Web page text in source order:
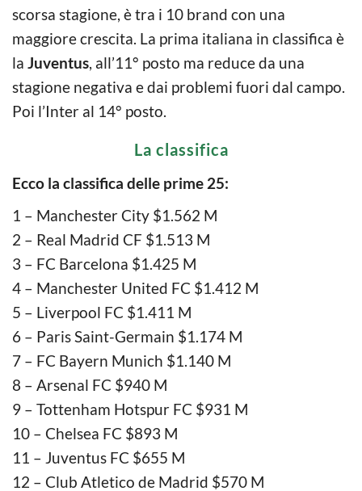
scorsa stagione, è tra i 10 brand con una
maggiore crescita. La prima italiana in classifica è
la Juventus, all’11° posto ma reduce da una
stagione negativa e dai problemi fuori dal campo.
Poi l’Inter al 14° posto.
La classifica
Ecco la classifica delle prime 25:
1 – Manchester City $1.562 M
2 – Real Madrid CF $1.513 M
3 – FC Barcelona $1.425 M
4 – Manchester United FC $1.412 M
5 – Liverpool FC $1.411 M
6 – Paris Saint-Germain $1.174 M
7 – FC Bayern Munich $1.140 M
8 – Arsenal FC $940 M
9 – Tottenham Hotspur FC $931 M
10 – Chelsea FC $893 M
11 – Juventus FC $655 M
12 – Club Atletico de Madrid $570 M